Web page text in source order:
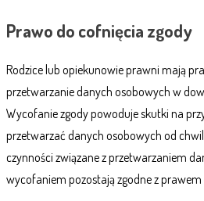
Prawo do cofnięcia zgody
Rodzice lub opiekunowie prawni mają
przetwarzanie danych osobowych w
Wycofanie zgody powoduje skutki na
przetwarzać danych osobowych od
czynności związane z przetwarzaniem
wycofaniem pozostają zgodne z prawem